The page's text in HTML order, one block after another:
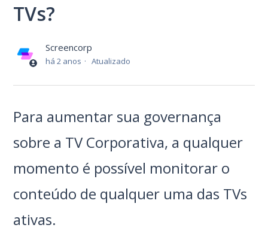
TVs?
Screencorp
há 2 anos Atualizado
Para aumentar sua governança
sobre a TV Corporativa, a qualquer
momento é possível monitorar o
conteúdo de qualquer uma das TVs
ativas.